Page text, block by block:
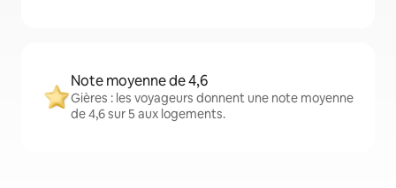
Note moyenne de 4,6
Gières : les voyageurs donnent une note moyenne
de 4,6 sur 5 aux logements.